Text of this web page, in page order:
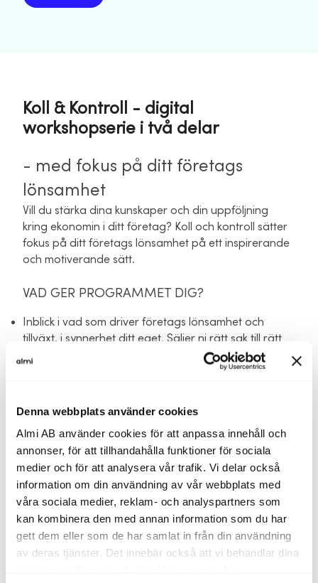
Denna webbplats använder cookies
Almi AB använder cookies för att anpassa innehåll och
annonser, för att tillhandahålla funktioner för sociala
medier och för att analysera vår trafik. Vi delar också
information om din användning av vår webbplats med
våra sociala medier, reklam- och analyspartners som
kan kombinera den med annan information som du har
gett dem eller som de har samlat in från din användning
av deras tjänster. Det innebär också att vi behandlar dina
Koll & Kontroll - digital
workshopserie i två delar
- med fokus på ditt företags
lönsamhet
Vill du stärka dina kunskaper och din uppföljning
kring ekonomin i ditt företag? Koll och kontroll sätter
fokus på ditt företags lönsamhet på ett inspirerande
och motiverande sätt.
VAD GER PROGRAMMET DIG?
Inblick i vad som driver företags lönsamhet och
tillväxt, i synnerhet ditt eget. Säljer ni rätt sak till rätt
kund?
Nya infallsvinklar och inspiration.
VEM RIKTAR SIG
UTVECKLINGSPROGRAMMET TILL?
För företag, gärna med minst ett bokslutsår, som ägs
och drivs på heltid. För dig som vill bli vassare på
ekonomi - inga förkunskaper krävs.
KORT OM UPPLÄGGET